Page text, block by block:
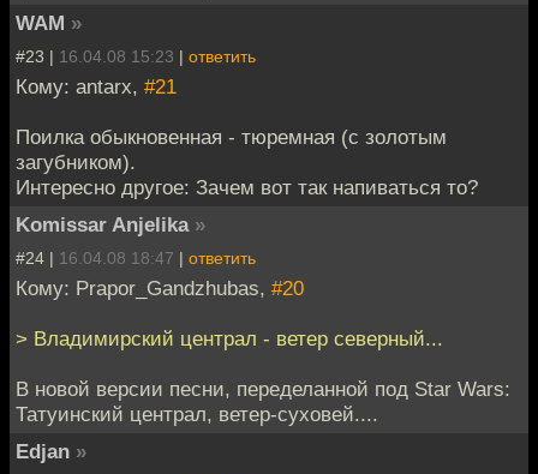
WAM »
#23 | 16.04.08 15:23 | ответить
Кому: antarx, #21
Поилка обыкновенная - тюремная (с золотым
загубником).
Интересно другое: Зачем вот так напиваться то?
Komissar Anjelika »
#24 | 16.04.08 18:47 | ответить
Кому: Prapor_Gandzhubas, #20
> Владимирский централ - ветер северный...
В новой версии песни, переделанной под Star Wars:
Татуинский централ, ветер-суховей....
Edjan »